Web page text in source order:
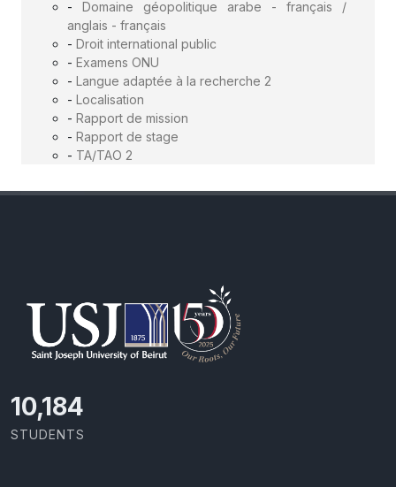
- Domaine géopolitique arabe - français /
anglais - français
- Droit international public
- Examens ONU
- Langue adaptée à la recherche 2
- Localisation
- Rapport de mission
- Rapport de stage
- TA/TAO 2
11,727
STUDENTS